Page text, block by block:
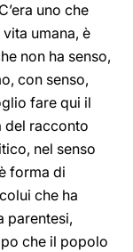
uno che
umana, è
non ha senso,
con senso,
fare qui il
del racconto
nel senso
forma di
che ha
parentesi,
che il popolo